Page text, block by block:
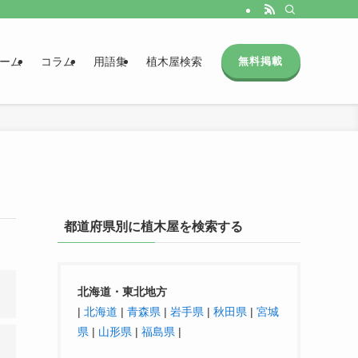
ム コラム 用語集 植木屋検索 無料掲載
都道府県別に植木屋を検索する
北海道・東北地方
| 北海道 | 青森県 | 岩手県 | 秋田県 | 宮城
県 | 山形県 | 福島県 |